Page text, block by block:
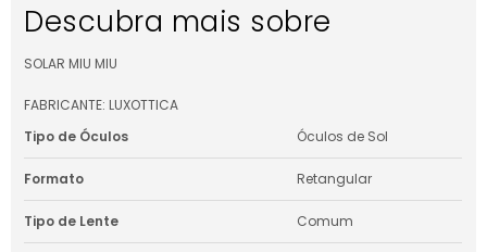
Descubra mais sobre
SOLAR MIU MIU
FABRICANTE: LUXOTTICA
Tipo de Óculos
Óculos de Sol
Formato Retangular
Tipo de Lente Comum